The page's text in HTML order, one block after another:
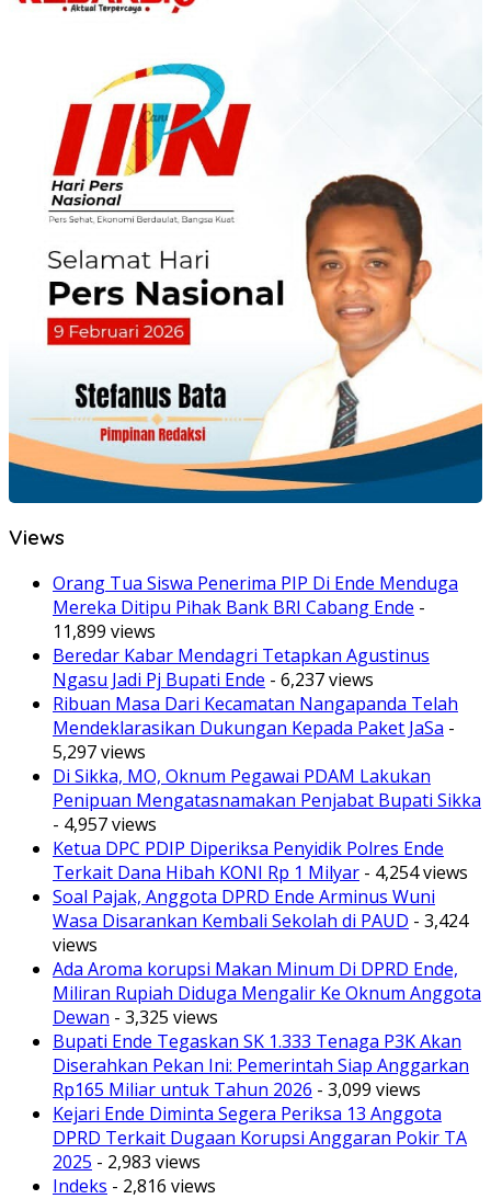
Views
Orang Tua Siswa Penerima PIP Di Ende Menduga
Mereka Ditipu Pihak Bank BRI Cabang Ende -
11,899 views
Beredar Kabar Mendagri Tetapkan Agustinus
Ngasu Jadi Pj Bupati Ende - 6,237 views
Ribuan Masa Dari Kecamatan Nangapanda Telah
Mendeklarasikan Dukungan Kepada Paket JaSa -
5,297 views
Di Sikka, MO, Oknum Pegawai PDAM Lakukan
Penipuan Mengatasnamakan Penjabat Bupati Sikka
- 4,957 views
Ketua DPC PDIP Diperiksa Penyidik Polres Ende
Terkait Dana Hibah KONI Rp 1 Milyar - 4,254 views
Soal Pajak, Anggota DPRD Ende Arminus Wuni
Wasa Disarankan Kembali Sekolah di PAUD - 3,424
views
Ada Aroma korupsi Makan Minum Di DPRD Ende,
Miliran Rupiah Diduga Mengalir Ke Oknum Anggota
Dewan - 3,325 views
Bupati Ende Tegaskan SK 1.333 Tenaga P3K Akan
Diserahkan Pekan Ini: Pemerintah Siap Anggarkan
Rp165 Miliar untuk Tahun 2026 - 3,099 views
Kejari Ende Diminta Segera Periksa 13 Anggota
DPRD Terkait Dugaan Korupsi Anggaran Pokir TA
2025 - 2,983 views
Indeks - 2,816 views